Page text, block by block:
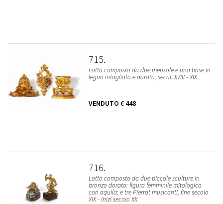
715
Lotto composto da due mensole e una base in
legno intagliato e dorato, secoli XVIII - XIX
VENDUTO € 448
716
Lotto composto da due piccole sculture in
bronzo dorato: figura femminile mitologica
con aquila; e tre Pierrot musicanti, fine secolo
XIX - inizi secolo XX